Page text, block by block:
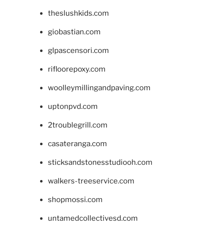
theslushkids.com
giobastian.com
glpascensori.com
rifloorepoxy.com
woolleymillingandpaving.com
uptonpvd.com
2troublegrill.com
casateranga.com
sticksandstonesstudiooh.com
walkers-treeservice.com
shopmossi.com
untamedcollectivesd.com